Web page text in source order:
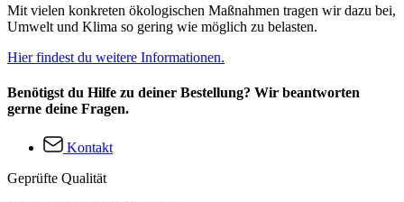
Mit vielen konkreten ökologischen Maßnahmen tragen wir dazu bei,
Umwelt und Klima so gering wie möglich zu belasten.
Hier findest du weitere Informationen.
Benötigst du Hilfe zu deiner Bestellung? Wir beantworten
gerne deine Fragen.
Kontakt
Geprüfte Qualität